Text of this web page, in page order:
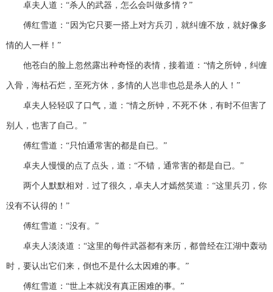
卓夫人道：“杀人的武器，怎么会叫做多情？”
傅红雪道：“因为它只要一搭上对方兵刃，就纠缠不放，就好像多
情的人一样！”
他苍白的脸上忽然露出种奇怪的表情，接着道：“情之所钟，纠缠
入骨，海枯石烂，至死方休，多情的人岂非也总是杀人的人！”
卓夫人轻轻叹了口气，道：“情之所钟，不死不休，有时不但害了
别人，也害了自己。”
傅红雪道：“只怕通常害的都是自已。”
卓夫人慢慢的点了点头，道：“不错，通常害的都是自已。”
两个人默默相对．过了很久，卓夫人才嫣然笑道：“这里兵刃，你
没有不认得的！”
傅红雪道：“没有。”
卓夫人淡淡道：“这里的每件武器都有来历，都曾经在江湖中轰动
时，要认出它们来，倒也不是什么太因难的事。”
傅红雪道：“世上本就没有真正困难的事。”